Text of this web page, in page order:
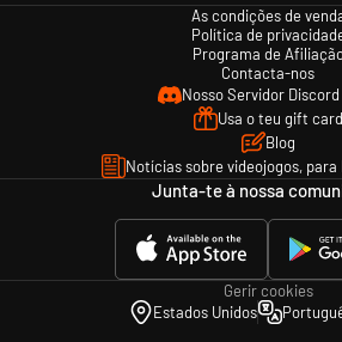
As condições de
Política de
Programa de
Contacta-nos
Nosso Servidor
Usa o teu gift card
Blog
Notícias sobre videojogos, para
Junta-te à nossa
Gerir cookies
Estados Unidos